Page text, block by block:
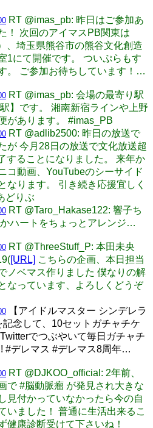
RT @imas_pb: 昨日はご参加あ
！ 次回のアイマスPB関東は
、埼玉県熊谷市の熊谷文化創造
1にて開催です。 ついぷらもす
。 ご参加お待ちしています！…
RT @imas_pb: 会場の最寄り駅
】です。 湘南新宿ラインや上野
があります。 #imas_PB
RT @adlib2500: 昨日の放送で
が 今月28日の放送で文化放送超
することになりました。 来年か
コ動画、YouTubeのシーサイド
なります。 引き続き応援宜しく
どりぶ
RT @Taro_Hakase122: 響子ち
ハートをちょっとアレンジ…
RT @ThreeStuff_P: 本田未央
[URL] こちらの企画、本日担当
ノベマス作りました 僕なりの解
なっています、よろしくどうぞ
【アイドルマスター シンデレラ
念して、10セットガチャチケ
でつぶやいて毎日ガチャチ
#デレマス #デレマス8周年…
RT @DJKOO_official: 2年前、
で #脳動脈瘤 が発見され大きな
見付かっていなかったら今の自
いました！ 普通に生活出来るこ
健康診断受けて下さいね！